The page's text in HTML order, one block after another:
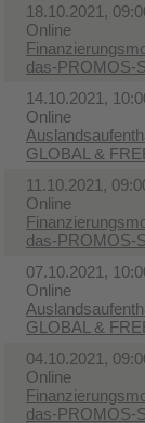
18.10.2021,
Online
das-PROMOS-
14.10.2021,
Online
GLOBAL &
11.10.2021,
Online
das-PROMOS-
07.10.2021,
Online
GLOBAL &
04.10.2021,
Online
das-PROMOS-